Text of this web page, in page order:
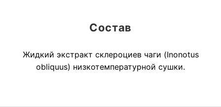
Состав
Жидкий экстракт склероциев чаги (Inonotus
obliquus) низкотемпературной сушки.